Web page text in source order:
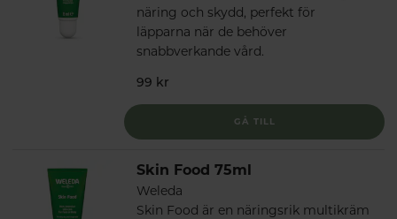
näring och skydd, perfekt för
läpparna när de behöver
snabbverkande vård.
99 kr
GÅ TILL
Skin Food 75ml
Weleda
Skin Food är en näringsrik multikräm